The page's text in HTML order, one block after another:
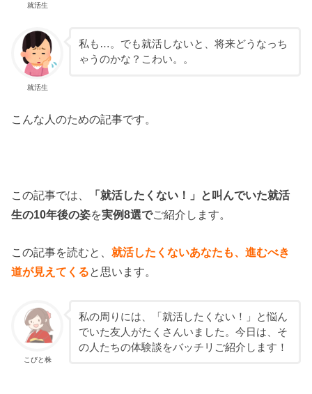
就活生
就活生
私も…。でも就活しないと、将来どうなっち
ゃうのかな？こわい。。
こんな人のための記事です。
この記事では、
「就活したくない！」と叫んでいた就活
生の10年後の姿を実例8選でご紹介します。
この記事を読むと、就活したくないあなたも、進むべき
道が見えてくると思います。
こびと株
私の周りには、「就活したくない！」と悩ん
でいた友人がたくさんいました。今日は、そ
の人たちの体験談をバッチリご紹介します！